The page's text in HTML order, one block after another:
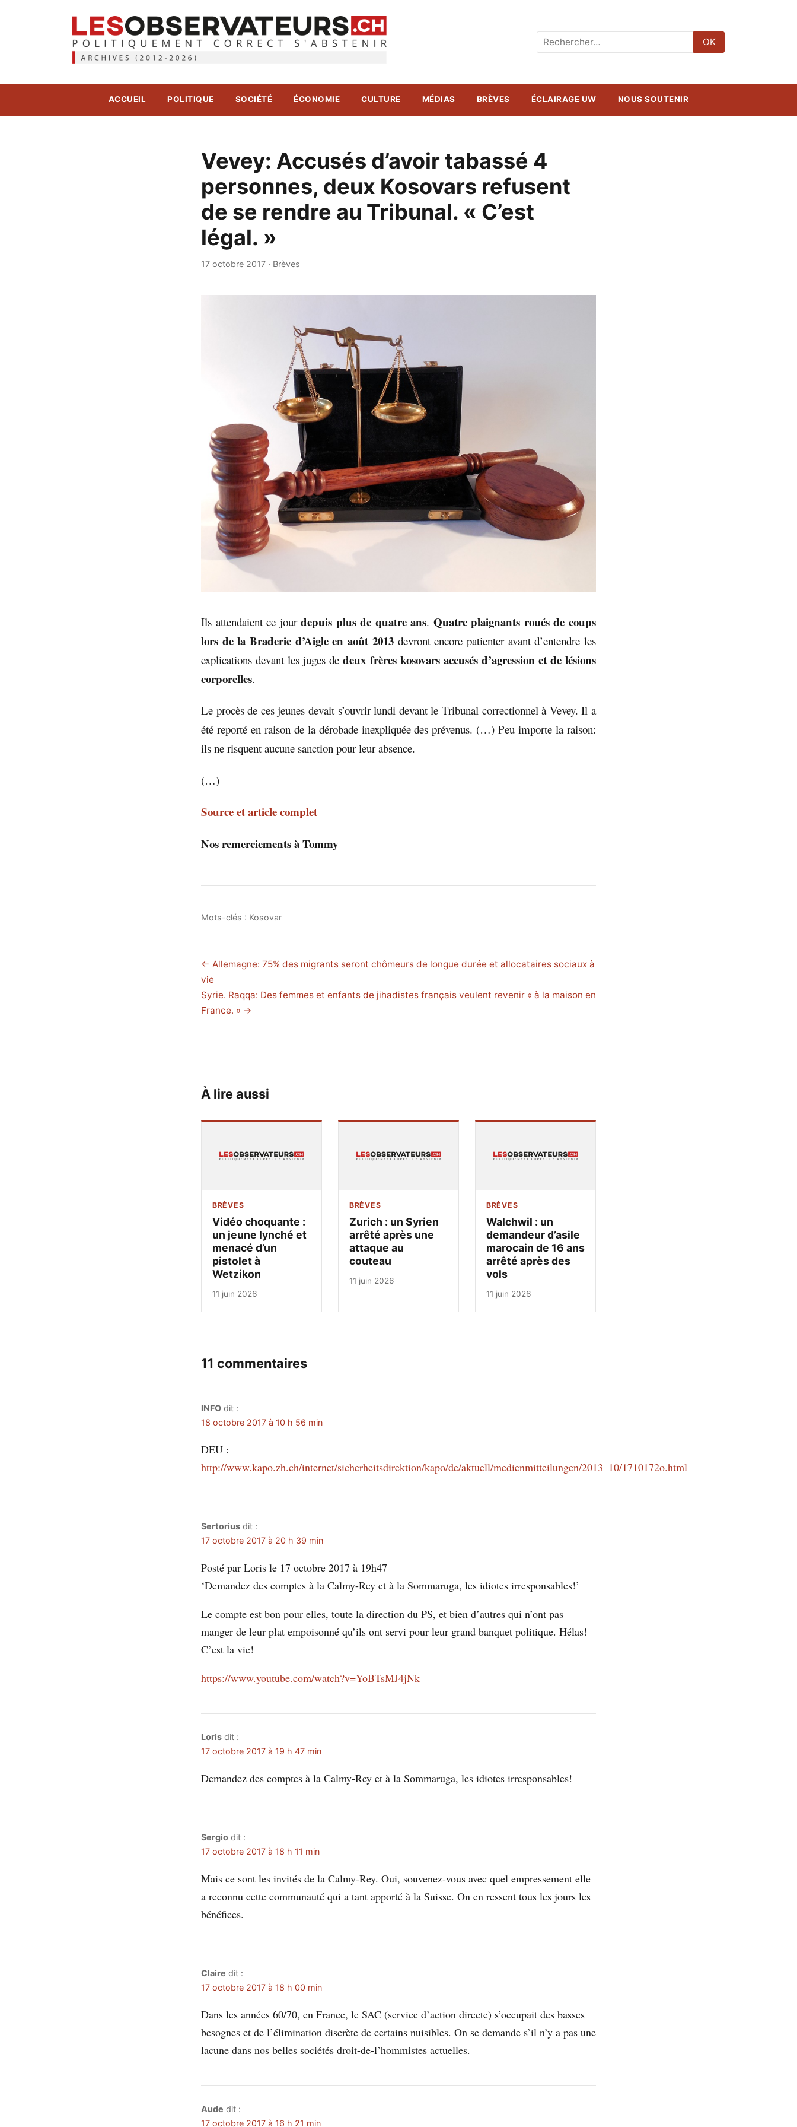
Rechercher
:
OK
ACCUEIL POLITIQUE SOCIÉTÉ ÉCONOMIE CULTURE MÉDIAS BRÈVES ÉCLAIRAGE UW NOUS SOUTENIR
Vevey: Accusés d’avoir tabassé 4
personnes, deux Kosovars refusent
de se rendre au Tribunal. « C’est
légal. »
17 octobre 2017 · Brèves
Ils attendaient ce jourdepuis plus de quatre ans. Quatre plaignants roués de coups
lors de la Braderie d’Aigle en août 2013devront encore patienter avant d’entendre les
explications devant les juges dedeux frères kosovars accusés d’agression et de lésions
corporelles.
Le procès de ces jeunes devait s’ouvrir lundi devant le Tribunal correctionnel à Vevey. Il a
été reporté en raison de la dérobade inexpliquée des prévenus. (…) Peu importe la raison:
ils ne risquent aucune sanction pour leur absence.
(…)
Source et article complet
Nos remerciements à Tommy
Mots-clés : Kosovar
← Allemagne: 75% des migrants seront chômeurs de longue durée et allocataires sociaux à
vie
Syrie. Raqqa: Des femmes et enfants de jihadistes français veulent revenir « à la maison en
France. » →
À lire aussi
BRÈVES
Vidéo choquante :
un jeune lynché et
menacé d’un
pistolet à
Wetzikon
11 juin 2026
BRÈVES
Zurich : un Syrien
arrêté après une
attaque au
couteau
11 juin 2026
BRÈVES
Walchwil : un
demandeur d’asile
marocain de 16 ans
arrêté après des
vols
11 juin 2026
11 commentaires
INFO dit :
18 octobre 2017 à 10 h 56 min
DEU :
http://www.kapo.zh.ch/internet/sicherheitsdirektion/kapo/de/aktuell/medienmitteilungen/2013_10/1710172o.html
Sertorius dit :
17 octobre 2017 à 20 h 39 min
Posté par Loris le 17 octobre 2017 à 19h47
‘Demandez des comptes à la Calmy-Rey et à la Sommaruga, les idiotes irresponsables!’
Le compte est bon pour elles, toute la direction du PS, et bien d’autres qui n’ont pas
manger de leur plat empoisonné qu’ils ont servi pour leur grand banquet politique. Hélas!
C’est la vie!
https://www.youtube.com/watch?v=YoBTsMJ4jNk
Loris dit :
17 octobre 2017 à 19 h 47 min
Demandez des comptes à la Calmy-Rey et à la Sommaruga, les idiotes irresponsables!
Sergio dit :
17 octobre 2017 à 18 h 11 min
Mais ce sont les invités de la Calmy-Rey. Oui, souvenez-vous avec quel empressement elle
a reconnu cette communauté qui a tant apporté à la Suisse. On en ressent tous les jours les
bénéfices.
Claire dit :
17 octobre 2017 à 18 h 00 min
Dans les années 60/70, en France, le SAC (service d’action directe) s’occupait des basses
besognes et de l’élimination discrète de certains nuisibles. On se demande s’il n’y a pas une
lacune dans nos belles sociétés droit-de-l’hommistes actuelles.
Aude dit :
17 octobre 2017 à 16 h 21 min